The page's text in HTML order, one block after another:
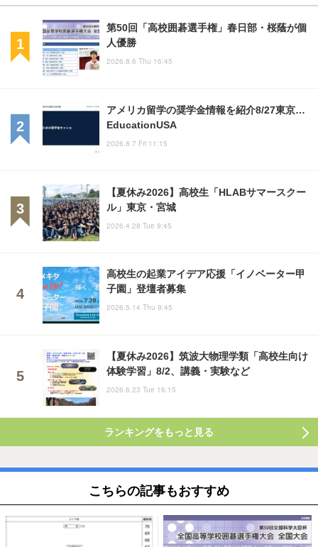
第50回「高校囲碁選手権」春日部・桜蔭が個
人優勝
2026.8.6 Thu 16:45
アメリカ留学の奨学金情報を紹介8/27東京…
EducationUSA
2026.8.7 Fri 11:15
【夏休み2026】高校生「HLABサマースクー
ル」東京・宮城
2026.4.28 Tue 9:45
高校生の起業アイデア応援「イノベーター甲
子園」登壇者募集
2026.5.14 Thu 9:45
【夏休み2026】筑波大物理学類「高校生向け
体験学習」8/2、講義・実験など
2026.6.23 Tue 16:15
ランキングをもっと見る
こちらの記事もおすすめ